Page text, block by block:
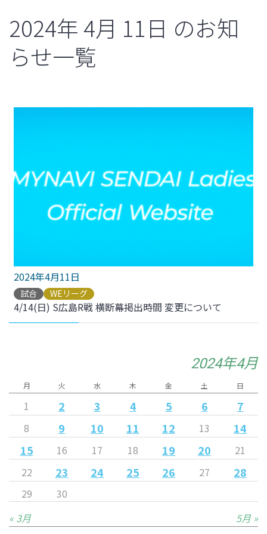
2024年 4月 11日 のお知
らせ一覧
2024年4月11日
試合 WEリーグ
4/14(日) S広島R戦 横断幕掲出時間 変更について
2024年4月
月 火 水 木 金 土 日
1 2 3 4 5 6 7
8 9 10 11 12 13
14
15
16 17 18 19 20
21
22
23 24 25 26 27 28
29
30
« 3月
5月 »